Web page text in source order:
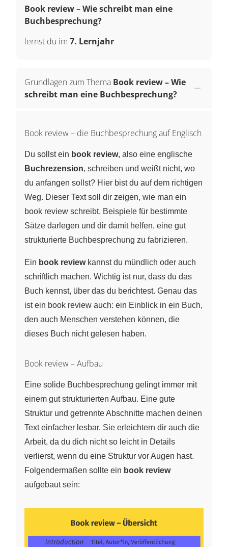
Book review – Wie schreibt man eine
Buchbesprechung?
lernst du im 7. Lernjahr
Grundlagen zum Thema Book review – Wie
schreibt man eine Buchbesprechung?
Book review – die Buchbesprechung auf Englisch
Du sollst ein book review, also eine englische
Buchrezension, schreiben und weißt nicht, wo
du anfangen sollst? Hier bist du auf dem richtigen
Weg. Dieser Text soll dir zeigen, wie man ein
book review schreibt, Beispiele für bestimmte
Sätze darlegen und dir damit helfen, eine gut
strukturierte Buchbesprechung zu fabrizieren.
Ein book reviewkannst du mündlich oder auch
schriftlich machen. Wichtig ist nur, dass du das
Buch kennst, über das du berichtest. Genau das
ist ein book review auch: ein Einblick in ein Buch,
den auch Menschen verstehen können, die
dieses Buch nicht gelesen haben.
Book review – Aufbau
Eine solide Buchbesprechung gelingt immer mit
einem gut strukturierten Aufbau. Eine gute
Struktur und getrennte Abschnitte machen deinen
Text einfacher lesbar. Sie erleichtern dir auch die
Arbeit, da du dich nicht so leicht in Details
verlierst, wenn du eine Struktur vor Augen hast.
Folgendermaßen sollte ein book review
aufgebaut sein: